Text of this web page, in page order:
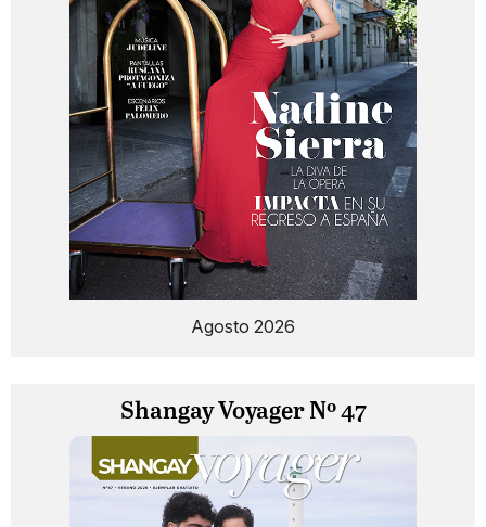
Agosto 2026
Shangay Voyager Nº 47